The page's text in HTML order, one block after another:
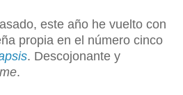
este año he vuelto con
propia en el número cinco
. Descojonante y
.